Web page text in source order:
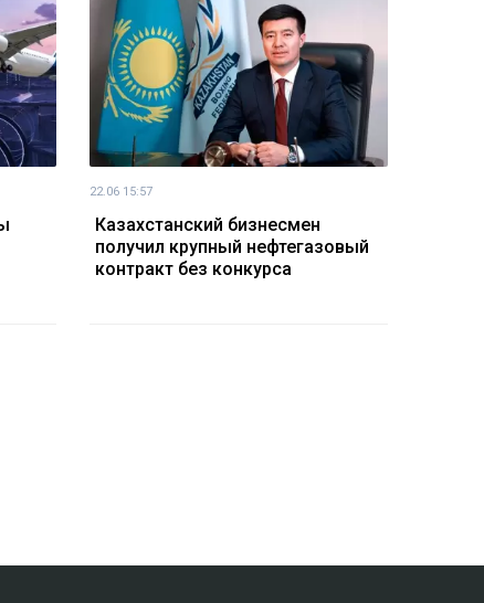
22.06 15:57
Казахстанский бизнесмен
получил крупный нефтегазовый
контракт без конкурса